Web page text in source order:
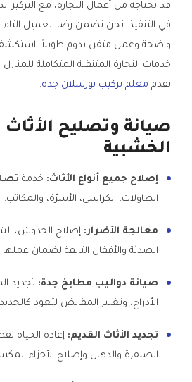
قد تحتاجه من أعمال النجارة، مع التركيز
في التنفيذ. نحن نضمن رضا العميل
واضحة وعمل متقن يدوم طويلاً. استكشف
خدمات النجارة المتنقلة المتكاملة
نقدم معلم تركيب بورسلان جدة.
صيانة وتصليح الأثاث
الخشبية
إصلاح جميع أنواع الأثاث: خدمة
الطاولات، الكراسي، الأسرّة، والمكاتب.
معالجة الأضرار: إصلاح الخدوش،
الصدئة والأقفال التالفة لضمان عملها
صيانة دواليب مطابخ جدة: تجديد
الأدراج، وتغيير المقابض لتعود
تجديد الأثاث القديم: إعادة الحياة
الصنفرة والدهان وإصلاح الأجزاء